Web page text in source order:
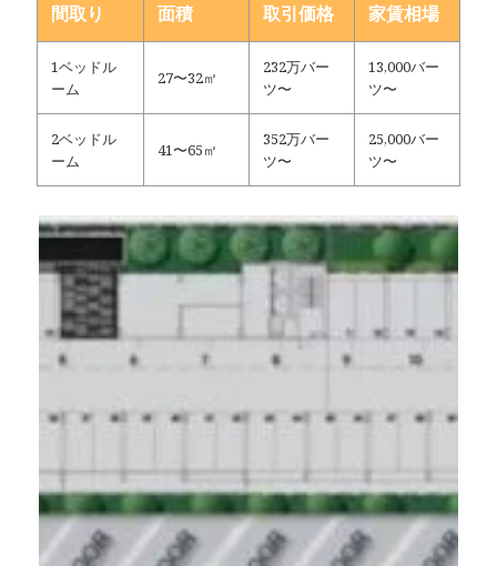
間取り 面積 取引価格 家賃相場
1ベッドル
ーム
27〜32㎡
232万バー
ツ〜
13,000バー
ツ〜
2ベッドル
ーム
41〜65㎡
352万バー
ツ〜
25,000バー
ツ〜